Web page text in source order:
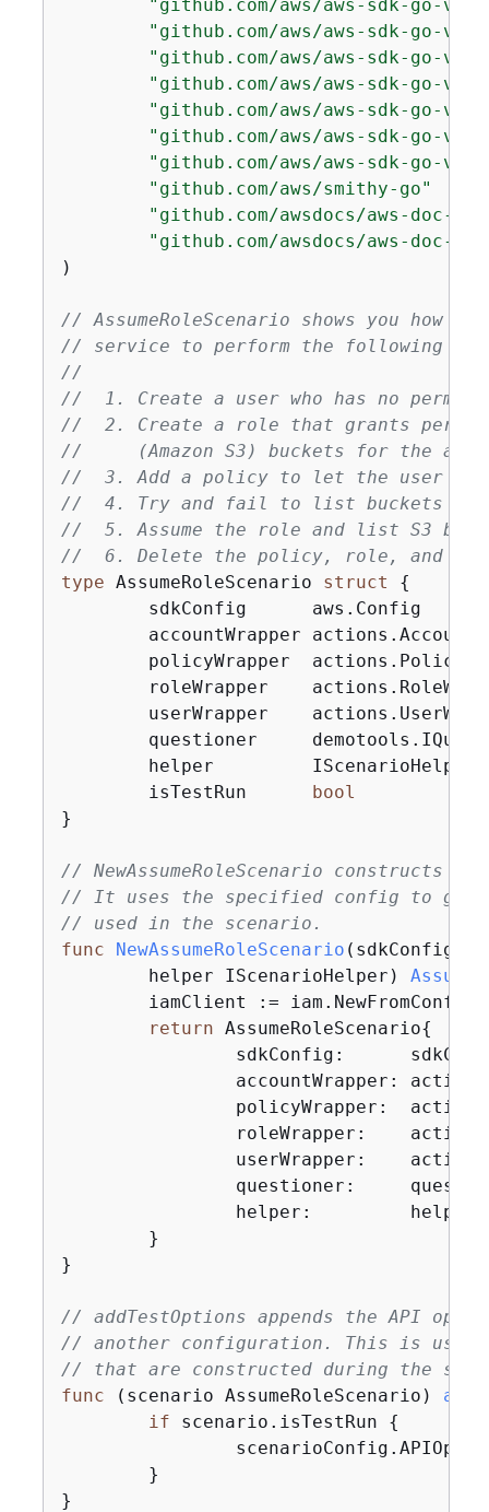
"github.com/aws/aws-sdk-go-v2/
"github.com/aws/aws-sdk-go-v2/
"github.com/aws/aws-sdk-go-
"github.com/aws/aws-sdk-go-v2/
"github.com/aws/aws-sdk-go-
"github.com/aws/aws-sdk-go-
"github.com/aws/aws-sdk-go-
"github.com/aws/smithy-go"
"github.com/awsdocs/aws-doc-
"github.com/awsdocs/aws-doc-
)
// AssumeRoleScenario shows you how
// service to perform the following
//
//  1. Create a user who has no
//  2. Create a role that grants
//     (Amazon S3) buckets for the
//  3. Add a policy to let the user
//  4. Try and fail to list buckets
//  5. Assume the role and list S3
//  6. Delete the policy, role, and
type AssumeRoleScenario struct
{
	isTestRun
bool
}
// NewAssumeRoleScenario constructs
// It uses the specified config to get
// used in the scenario.
func
NewAssumeRoleScenario (sdkConfig
	helper IScenarioHelper)
return AssumeRoleScenario{
accountWrapper:
policyWrapper:
roleWrapper:
userWrapper:
}
// addTestOptions appends the API
// another configuration. This is used
// that are constructed during the
func
(scenario AssumeRoleScenario)
if scenario.isTestRun {
}